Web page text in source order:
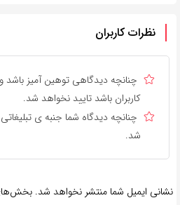
نظرات کاربران
چنانچه دیدگاهی توهین آمیز باشد
کاربران باشد تایید نخواهد شد.
چنانچه دیدگاه شما جنبه ی
شد.
نشانی ایمیل شما منتشر نخواهد شد.